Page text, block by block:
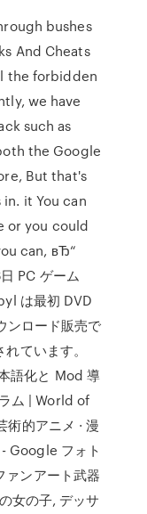
bushes
And Cheats
the forbidden
we have
such as
the Google
But that's
it You can
or you could
can, вЂ“
PC ゲーム
は最初 DVD
ンロード販売で
ています。
語化と Mod 導
ム | World of
的アニメ · 漫
Google フォト
ァンアート武器
女の子, デッサ